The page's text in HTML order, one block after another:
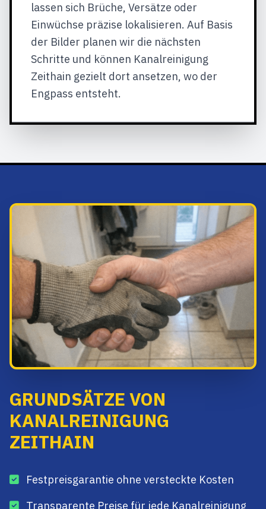
lassen sich Brüche, Versätze oder
Einwüchse präzise lokalisieren. Auf Basis
der Bilder planen wir die nächsten
Schritte und können Kanalreinigung
Zeithain gezielt dort ansetzen, wo der
Engpass entsteht.
GRUNDSÄTZE VON
KANALREINIGUNG
ZEITHAIN
Festpreisgarantie ohne versteckte Kosten
Transparente Preise für jede Kanalreinigung